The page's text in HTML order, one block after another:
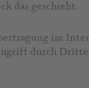
das geschieht.
im
durch